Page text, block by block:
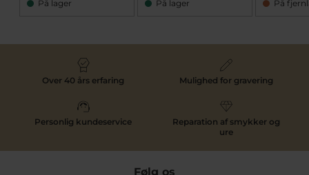
På lager På lager På
Over 40 års erfaring Mulighed for gravering
Personlig kundeservice
Reparation af smykker og
ure
Følg os